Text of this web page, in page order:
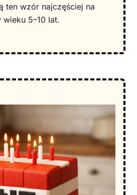
ten wzór najczęściej na
5–10 lat.